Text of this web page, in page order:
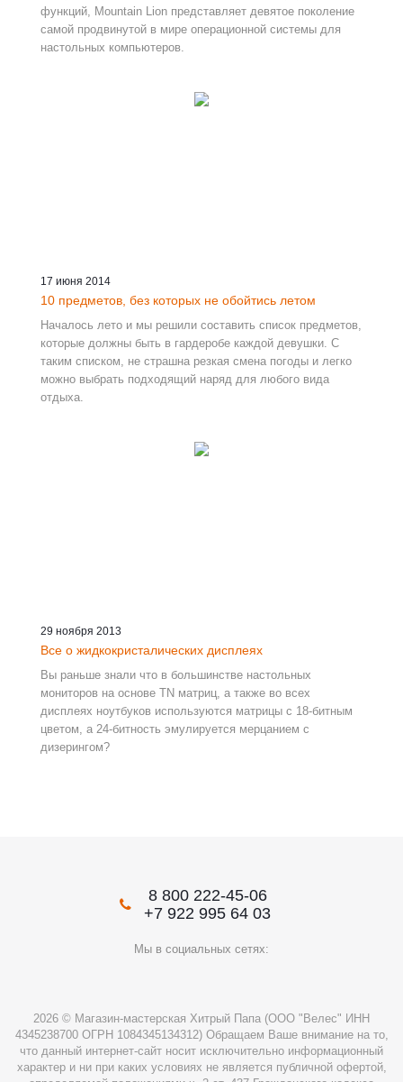
функций, Mountain Lion представляет девятое поколение
самой продвинутой в мире операционной системы для
настольных компьютеров.
17 июня 2014
10 предметов, без которых не обойтись летом
Началось лето и мы решили составить список предметов,
которые должны быть в гардеробе каждой девушки. С
таким списком, не страшна резкая смена погоды и легко
можно выбрать подходящий наряд для любого вида
отдыха.
29 ноября 2013
Все о жидкокристалических дисплеях
Вы раньше знали что в большинстве настольных
мониторов на основе TN матриц, а также во всех
дисплеях ноутбуков используются матрицы с 18-битным
цветом, а 24-битность эмулируется мерцанием с
дизерингом?
8 800 222-45-06
+7 922 995 64 03
Мы в социальных сетях:
2026 © Магазин-мастерская Хитрый Папа (ООО "Велес" ИНН
4345238700 ОГРН 1084345134312) Обращаем Ваше внимание на то,
что данный интернет-сайт носит исключительно информационный
характер и ни при каких условиях не является публичной офертой,